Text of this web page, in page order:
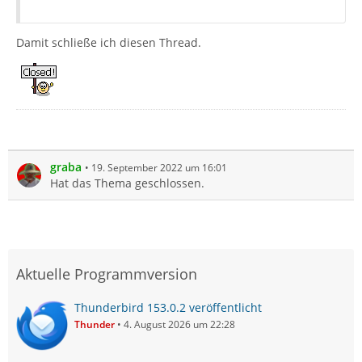
Damit schließe ich diesen Thread.
graba 19. September 2022 um 16:01
Hat das Thema geschlossen.
Aktuelle Programmversion
Thunderbird 153.0.2 veröffentlicht
Thunder 4. August 2026 um 22:28